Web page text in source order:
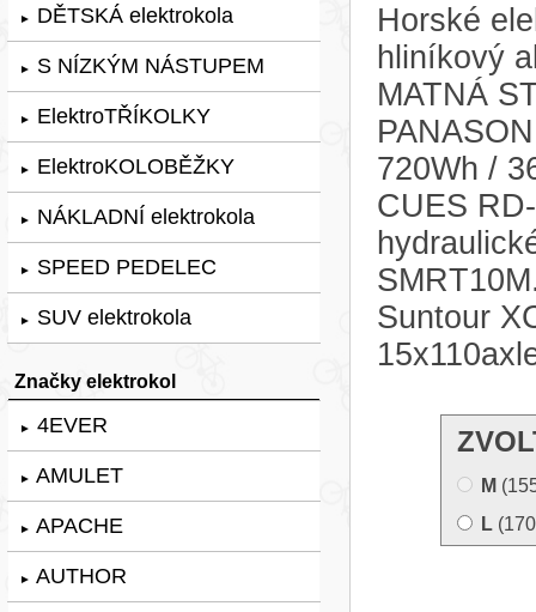
► DĚTSKÁ elektrokola
► S NÍZKÝM NÁSTUPEM
► ElektroTŘÍKOLKY
► ElektroKOLOBĚŽKY
► NÁKLADNÍ elektrokola
► SPEED PEDELEC
► SUV elektrokola
Značky elektrokol
► 4EVER
► AMULET
► APACHE
► AUTHOR
Horské
hliníkový
MATNÁ
720Wh /
CUES
Suntour
M
L